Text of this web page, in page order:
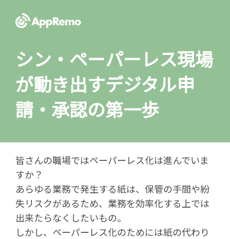
シン・ペーパーレス現場
が動き出すデジタル申
請・承認の第一歩
皆さんの職場ではペーパーレス化は進んでいま
すか？
あらゆる業務で発生する紙は、保管の手間や紛
失リスクがあるため、業務を効率化する上では
出来たらなくしたいもの。
しかし、ペーパーレス化のためには紙の代わり